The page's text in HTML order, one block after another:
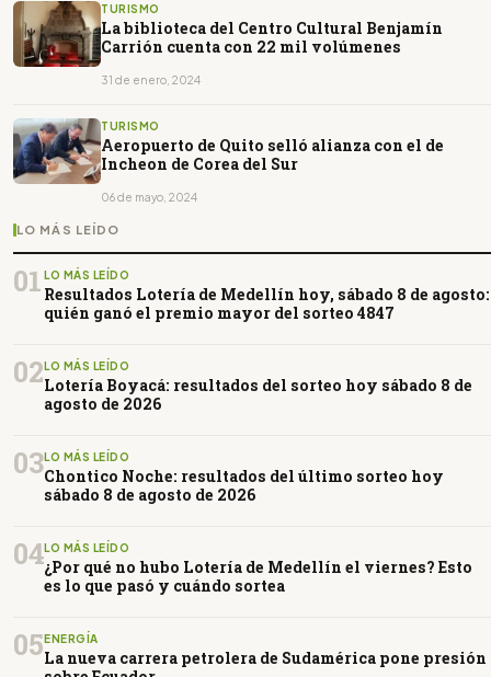
TURISMO
La biblioteca del Centro Cultural Benjamín
Carrión cuenta con 22 mil volúmenes
31 de enero, 2024
TURISMO
Aeropuerto de Quito selló alianza con el de
Incheon de Corea del Sur
06 de mayo, 2024
LO MÁS LEÍDO
01 LO MÁS LEÍDO
Resultados Lotería de Medellín hoy, sábado 8 de agosto:
quién ganó el premio mayor del sorteo 4847
02LO MÁS LEÍDO
Lotería Boyacá: resultados del sorteo hoy sábado 8 de
agosto de 2026
03LO MÁS LEÍDO
Chontico Noche: resultados del último sorteo hoy
sábado 8 de agosto de 2026
04LO MÁS LEÍDO
¿Por qué no hubo Lotería de Medellín el viernes? Esto
es lo que pasó y cuándo sortea
05ENERGÍA
La nueva carrera petrolera de Sudamérica pone presión